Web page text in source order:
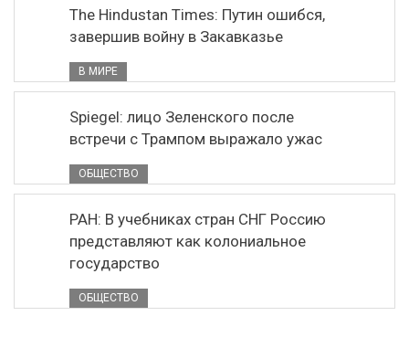
The Hindustan Times: Путин ошибся,
завершив войну в Закавказье
В МИРЕ
Spiegel: лицо Зеленского после
встречи с Трампом выражало ужас
ОБЩЕСТВО
РАН: В учебниках стран СНГ Россию
представляют как колониальное
государство
ОБЩЕСТВО